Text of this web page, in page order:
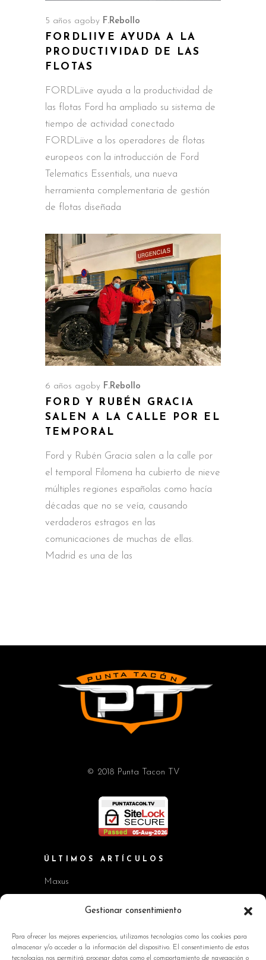
Gestionar consentimiento
Para ofrecer las mejores experiencias, utilizamos tecnologías como las cookies para
almacenar y/o acceder a la información del dispositivo. El consentimiento de estas
tecnologías nos permitirá procesar datos como el comportamiento de navegación o
5 años ago by F.Rebollo
FORDLIIVE AYUDA A LA
PRODUCTIVIDAD DE LAS
FLOTAS
FORDLiive ayuda a la productividad de
las flotas Ford ha ampliado su sistema de
tiempo de actividad conectado
FORDLiive a los operadores de flotas
europeos con la introducción de Ford
Telematics Essentials, una nueva
herramienta complementaria de gestión
de flotas diseñada
6 años ago by F.Rebollo
FORD Y RUBÉN GRACIA
SALEN A LA CALLE POR EL
TEMPORAL
Ford y Rubén Gracia salen a la calle por
el temporal Filomena ha cubierto de nieve
múltiples regiones españolas como hacía
décadas que no se veía, causando
verdaderos estragos en las
comunicaciones de muchas de ellas.
Madrid es una de las
© 2018 Punta Tacon TV
ÚLTIMOS ARTÍCULOS
Maxus
Workshop BMW Neue Klasse
Kia EV2 y Kia Seltos